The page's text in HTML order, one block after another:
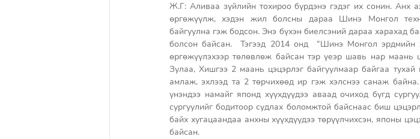
Ж.Г: Аливаа зүйлийн тохироо бүрдэнэ гэдэг их сонин. Анх
өргөжүүлж, хэдэн жил болсны дараа Шинэ Монгол
байгуулна гэж бодсон. Энэ бүхэн биелсэний дараа харахад
болсон байсан.  Тэгээд 2014 онд  “Шинэ Монгол эрдмийн
өргөжүүлэхээр төлөвлөж байсан тэр үеэр шавь нар маань
Зулаа, Хишгээ 2 маань цэцэрлэг байгуулмаар байгаа
амлаж, эхлээд та 2 төрчихөөд ир гэж хэлснээ санаж
үнэндээ намайг японд хүүхдүүдээ аваад очиход бүгд
сургуулийг бодитоор судлах боломжтой байснаас биш
байх хугацаандаа анхны хүүхдүүдээ төрүүлчихсэн, японы
байсан.